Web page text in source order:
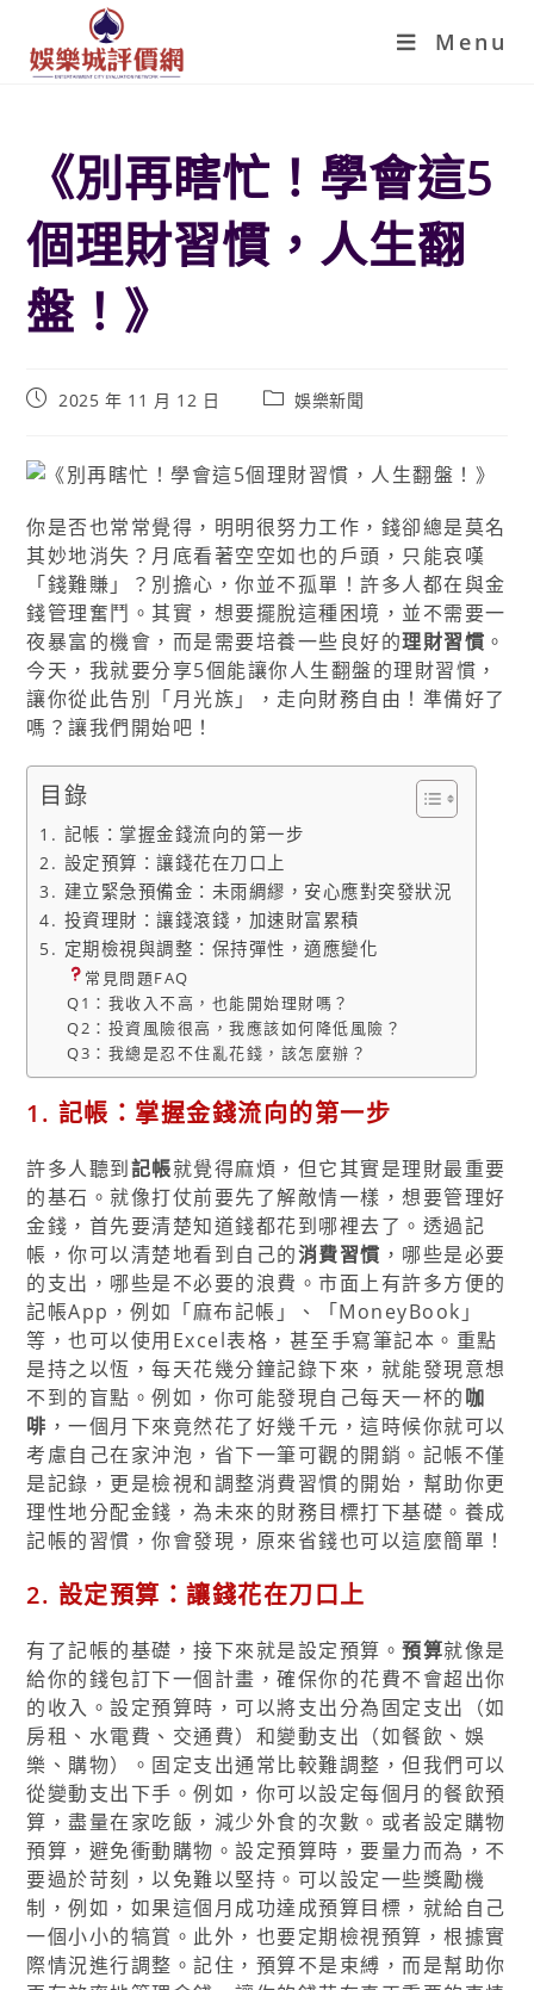
Menu
《別再瞎忙！學會這5
個理財習慣，人生翻
盤！》
2025 年 11 月 12 日 娛樂新聞
你是否也常常覺得，明明很努力工作，錢卻總是莫名
其妙地消失？月底看著空空如也的戶頭，只能哀嘆
「錢難賺」？別擔心，你並不孤單！許多人都在與金
錢管理奮鬥。其實，想要擺脫這種困境，並不需要一
夜暴富的機會，而是需要培養一些良好的理財習慣 。
今天，我就要分享5個能讓你人生翻盤的理財習慣，
讓你從此告別「月光族」，走向財務自由！準備好了
嗎？讓我們開始吧！
目錄
1. 記帳：掌握金錢流向的第一步
2. 設定預算：讓錢花在刀口上
3. 建立緊急預備金：未雨綢繆，安心應對突發狀況
4. 投資理財：讓錢滾錢，加速財富累積
5. 定期檢視與調整：保持彈性，適應變化
常見問題FAQ
Q1：我收入不高，也能開始理財嗎？
Q2：投資風險很高，我應該如何降低風險？
Q3：我總是忍不住亂花錢，該怎麼辦？
1. 記帳：掌握金錢流向的第一步
許多人聽到記帳就覺得麻煩，但它其實是理財最重要
的基石。就像打仗前要先了解敵情一樣，想要管理好
金錢，首先要清楚知道錢都花到哪裡去了。透過記
帳，你可以清楚地看到自己的消費習慣 ，哪些是必要
的支出，哪些是不必要的浪費。市面上有許多方便的
記帳App，例如「麻布記帳」、「MoneyBook」
等，也可以使用Excel表格，甚至手寫筆記本。重點
是持之以恆，每天花幾分鐘記錄下來，就能發現意想
不到的盲點。例如，你可能發現自己每天一杯的咖
啡 ，一個月下來竟然花了好幾千元，這時候你就可以
考慮自己在家沖泡，省下一筆可觀的開銷。記帳不僅
是記錄，更是檢視和調整消費習慣的開始，幫助你更
理性地分配金錢，為未來的財務目標打下基礎。養成
記帳的習慣，你會發現，原來省錢也可以這麼簡單！
2. 設定預算：讓錢花在刀口上
有了記帳的基礎，接下來就是設定預算。預算就像是
給你的錢包訂下一個計畫，確保你的花費不會超出你
的收入。設定預算時，可以將支出分為固定支出（如
房租、水電費、交通費）和變動支出（如餐飲、娛
樂、購物）。固定支出通常比較難調整，但我們可以
從變動支出下手。例如，你可以設定每個月的餐飲預
算，盡量在家吃飯，減少外食的次數。或者設定購物
預算，避免衝動購物。設定預算時，要量力而為，不
要過於苛刻，以免難以堅持。可以設定一些獎勵機
制，例如，如果這個月成功達成預算目標，就給自己
一個小小的犒賞。此外，也要定期檢視預算，根據實
際情況進行調整。記住，預算不是束縛，而是幫助你